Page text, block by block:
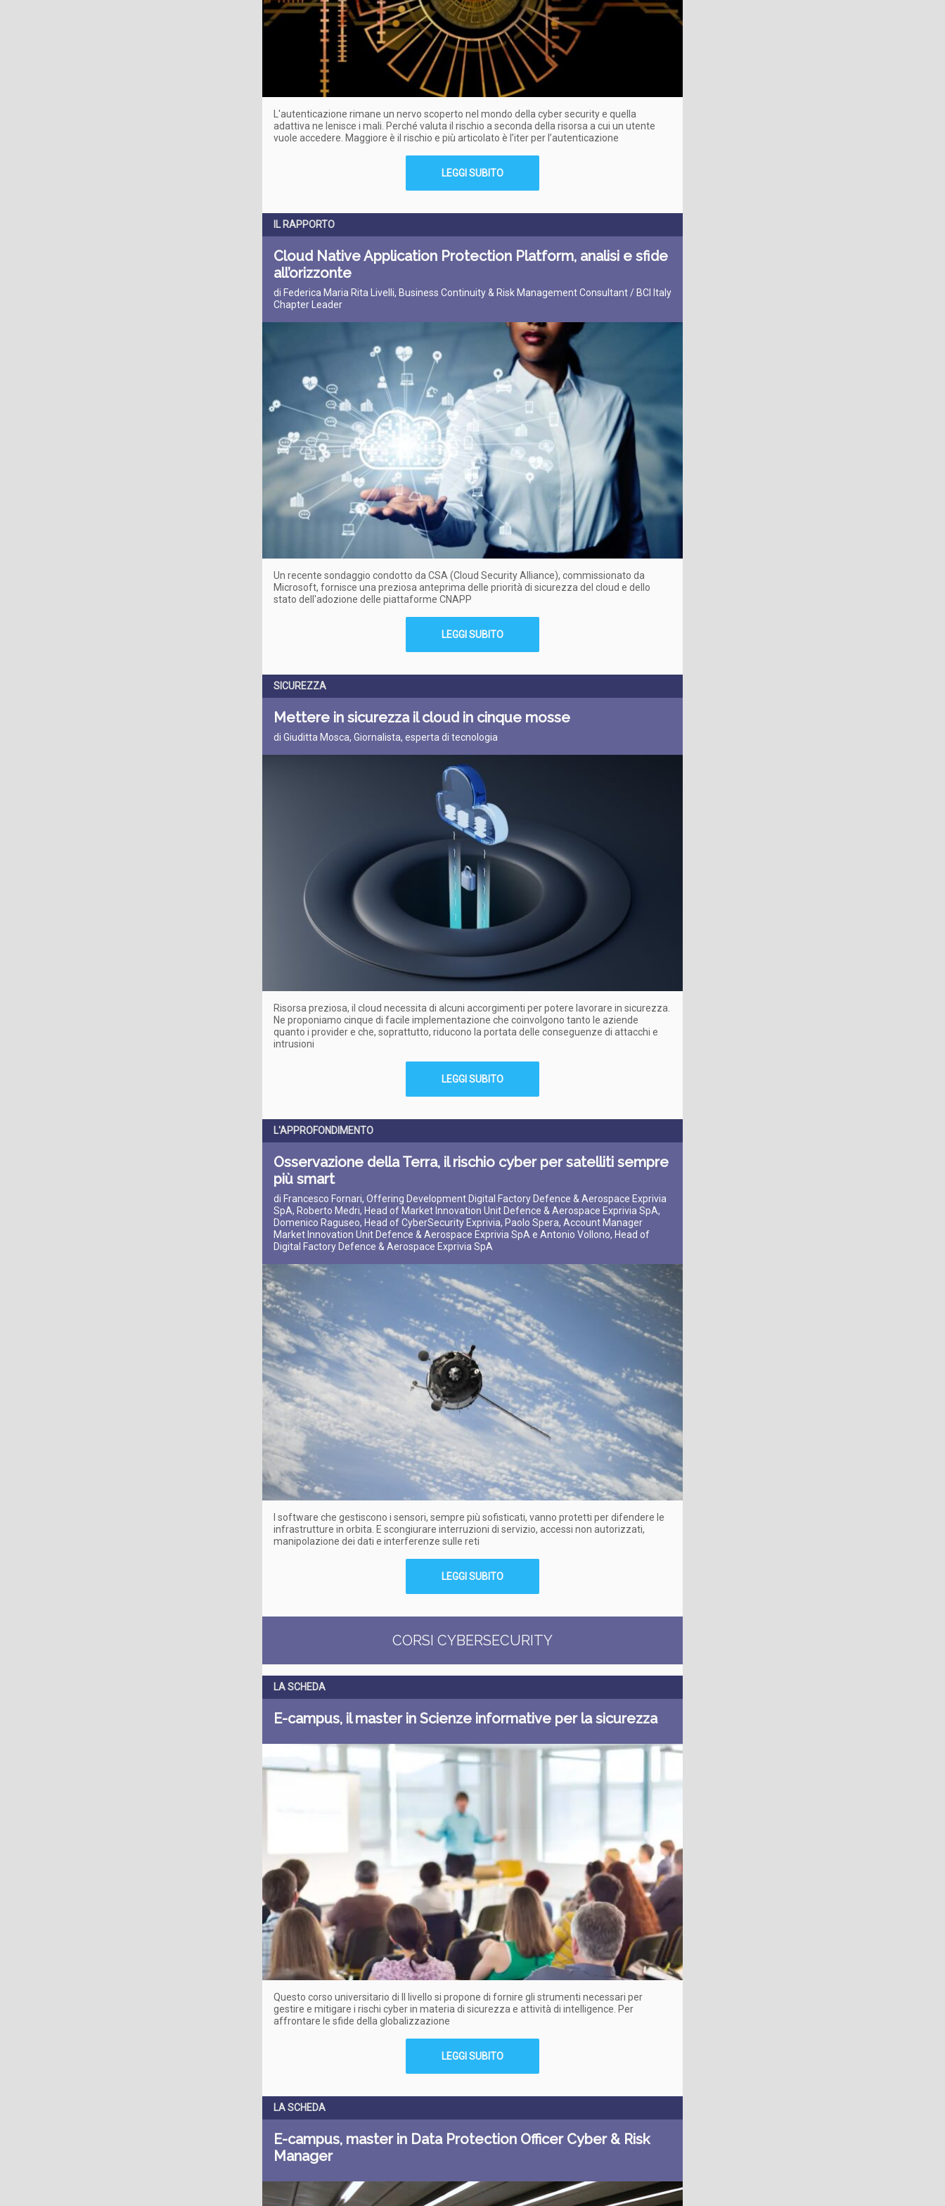
L'autenticazione rimane un nervo scoperto nel mondo della cyber security e quella
adattiva ne lenisce i mali. Perché valuta il rischio a seconda della risorsa a cui un utente
vuole accedere. Maggiore è il rischio e più articolato è l’iter per l’autenticazione
LEGGI SUBITO
IL RAPPORTO
Cloud Native Application Protection Platform, analisi e sfide
all’orizzonte
di Federica Maria Rita Livelli, Business Continuity & Risk Management Consultant / BCI Italy
Chapter Leader
Un recente sondaggio condotto da CSA (Cloud Security Alliance), commissionato da
Microsoft, fornisce una preziosa anteprima delle priorità di sicurezza del cloud e dello
stato dell'adozione delle piattaforme CNAPP
LEGGI SUBITO
SICUREZZA
Mettere in sicurezza il cloud in cinque mosse
di Giuditta Mosca, Giornalista, esperta di tecnologia
Risorsa preziosa, il cloud necessita di alcuni accorgimenti per potere lavorare in sicurezza.
Ne proponiamo cinque di facile implementazione che coinvolgono tanto le aziende
quanto i provider e che, soprattutto, riducono la portata delle conseguenze di attacchi e
intrusioni
LEGGI SUBITO
L'APPROFONDIMENTO
Osservazione della Terra, il rischio cyber per satelliti sempre
più smart
di Francesco Fornari, Offering Development Digital Factory Defence & Aerospace Exprivia
SpA, Roberto Medri, Head of Market Innovation Unit Defence & Aerospace Exprivia SpA,
Domenico Raguseo, Head of CyberSecurity Exprivia, Paolo Spera, Account Manager
Market Innovation Unit Defence & Aerospace Exprivia SpA e Antonio Vollono, Head of
Digital Factory Defence & Aerospace Exprivia SpA
I software che gestiscono i sensori, sempre più sofisticati, vanno protetti per difendere le
infrastrutture in orbita. E scongiurare interruzioni di servizio, accessi non autorizzati,
manipolazione dei dati e interferenze sulle reti
LEGGI SUBITO
CORSI CYBERSECURITY
LA SCHEDA
E-campus, il master in Scienze informative per la sicurezza
Questo corso universitario di II livello si propone di fornire gli strumenti necessari per
gestire e mitigare i rischi cyber in materia di sicurezza e attività di intelligence. Per
affrontare le sfide della globalizzazione
LEGGI SUBITO
LA SCHEDA
E-campus, master in Data Protection Officer Cyber & Risk
Manager